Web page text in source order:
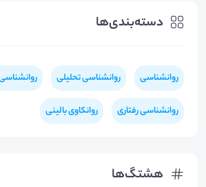
دسته‌بندی‌ها
روانشناسی روانشناسی تحلیلی
روانشناسی رفتاری روانکاوی بالینی
هشتگ‌ها